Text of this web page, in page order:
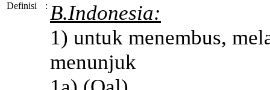
Definisi
: B.Indonesia:
1) untuk menembus,
menunjuk